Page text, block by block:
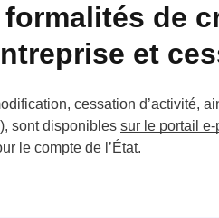
de
et
cessation d’activité,
sont disponibles sur le portail
le compte de l’État.